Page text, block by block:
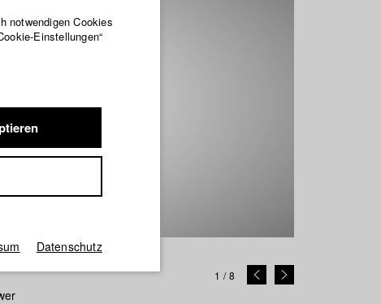
1 /8
notwendigen Cookies
Einstellungen“
Datenschutz